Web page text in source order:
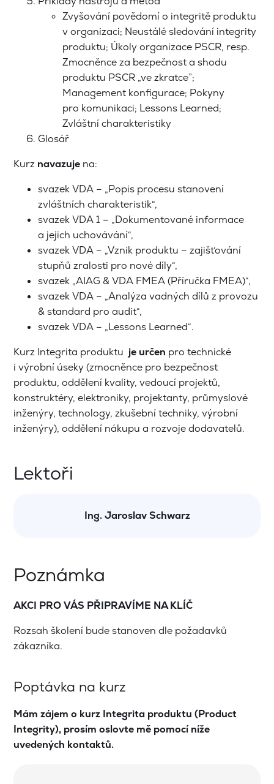
Zvyšování povědomí o integritě produktu
v organizaci; Neustálé sledování integrity
produktu; Úkoly organizace PSCR, resp.
Zmocněnce za bezpečnost a shodu
produktu PSCR „ve zkratce”;
Management konfigurace; Pokyny
pro komunikaci; Lessons Learned;
Zvláštní charakteristiky
Glosář
Kurz navazuje na:
svazek VDA – „Popis procesu stanovení
zvláštních charakteristik“,
svazek VDA 1 – „Dokumentované informace
a jejich uchovávání“,
svazek VDA – „Vznik produktu – zajišťování
stupňů zralosti pro nové díly“,
svazek „AIAG & VDA FMEA (Příručka FMEA)“,
svazek VDA – „Analýza vadných dílů z provozu
& standard pro audit“,
svazek VDA – „Lessons Learned“.
Kurz Integrita produktu je určen pro technické
i výrobní úseky (zmocněnce pro bezpečnost
produktu, oddělení kvality, vedoucí projektů,
konstruktéry, elektroniky, projektanty, průmyslové
inženýry, technology, zkušební techniky, výrobní
inženýry), oddělení nákupu a rozvoje dodavatelů.
Lektoři
Ing. Jaroslav Schwarz
Poznámka
AKCI PRO VÁS PŘIPRAVÍME NA KLÍČ
Rozsah školení bude stanoven dle požadavků
zákazníka.
Poptávka na kurz
Mám zájem o kurz Integrita produktu (Product
Integrity), prosím oslovte mě pomocí níže
uvedených kontaktů.